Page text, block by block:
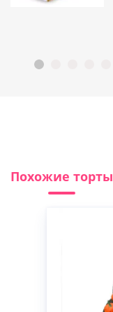
Похожие торты